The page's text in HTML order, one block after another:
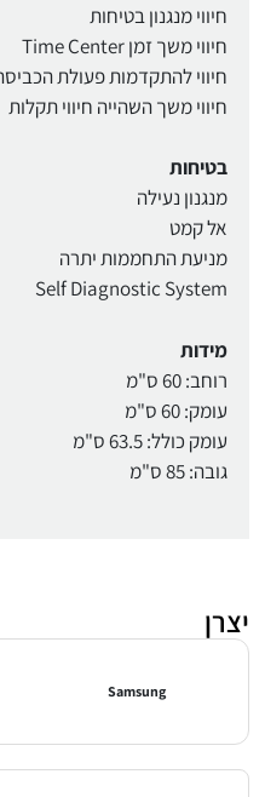
חיווי מנגנון בטיחות
חיווי משך זמן Time Center
חיווי להתקדמות פעולת
חיווי משך השהייה חיווי תקלות
בטיחות
מנגנון נעילה
אל קמט
מניעת התחממות יתרה
Self Diagnostic System
מידות
רוחב: 60 ס"מ
עומק: 60 ס"מ
עומק כולל: 63.5 ס"מ
גובה: 85 ס"מ
יצרן
Samsung